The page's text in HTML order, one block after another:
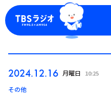
2024.12.16 月曜日 10:25
その他